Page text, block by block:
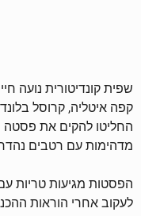
קפה איטליה, קרוסל
החליטו להקים את פסטה
מדהימות עם רטבים
הפסטות מגיעות טריות
לעקוב אחרי הוראות